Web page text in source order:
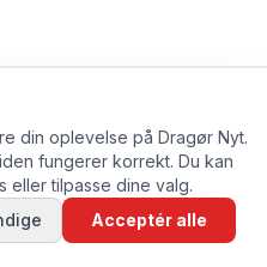
din oplevelse på Dragør Nyt.
fungerer korrekt. Du kan
tilpasse dine valg.
Acceptér alle